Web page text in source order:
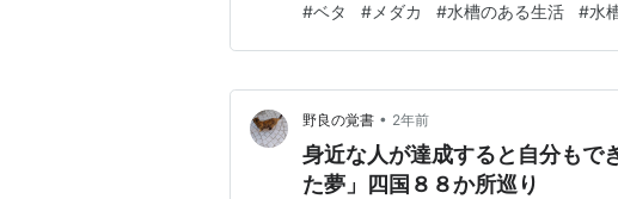
で、才能だけでは成長しません きっと才
長率も優秀なんでしょうけれども 伸ばさ
#ベタ #メダカ #水槽のある生活 #水
野良の覚書 • 2年前
身近な人が達成すると自分もで
た夢」四国８８か所巡り